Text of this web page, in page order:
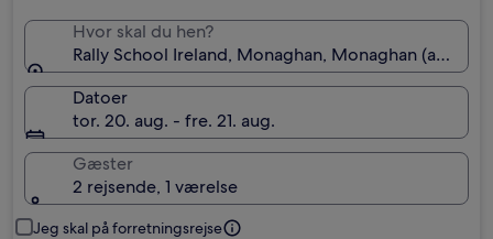
Hvor skal du hen?
Rally School Ireland, Monaghan, Monaghan (amt),
Datoer
tor. 20. aug. - fre. 21. aug.
Gæster
2 rejsende, 1 værelse
Jeg skal på forretningsrejse